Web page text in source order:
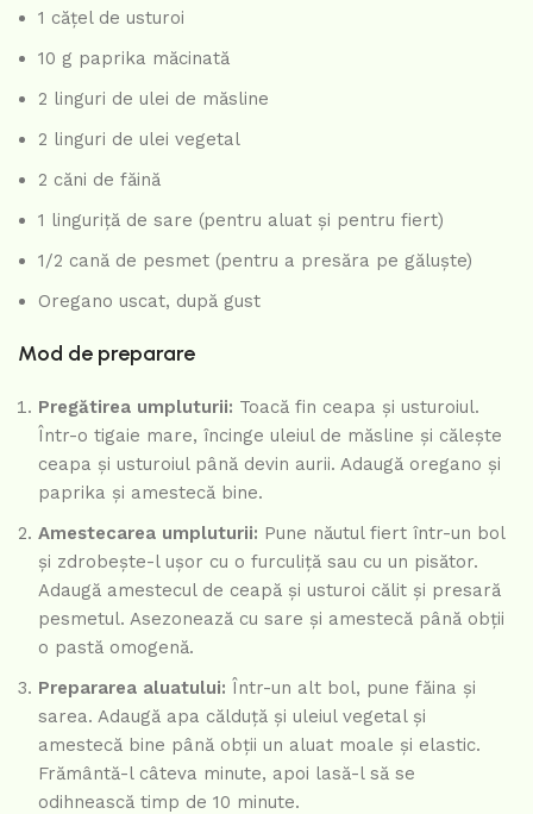
1 cățel de usturoi
10 g paprika măcinată
2 linguri de ulei de măsline
2 linguri de ulei vegetal
2 căni de făină
1 linguriță de sare (pentru aluat și pentru fiert)
1/2 cană de pesmet (pentru a presăra pe găluște)
Oregano uscat, după gust
Mod de preparare
Pregătirea umpluturii: Toacă fin ceapa și usturoiul.
Într-o tigaie mare, încinge uleiul de măsline și călește
ceapa și usturoiul până devin aurii. Adaugă oregano și
paprika și amestecă bine.
Amestecarea umpluturii: Pune năutul fiert într-un bol
și zdrobește-l ușor cu o furculiță sau cu un pisător.
Adaugă amestecul de ceapă și usturoi călit și presară
pesmetul. Asezonează cu sare și amestecă până obții
o pastă omogenă.
Prepararea aluatului: Într-un alt bol, pune făina și
sarea. Adaugă apa călduță și uleiul vegetal și
amestecă bine până obții un aluat moale și elastic.
Frământă-l câteva minute, apoi lasă-l să se
odihnească timp de 10 minute.